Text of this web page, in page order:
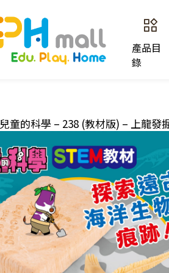
產品目
錄
兒童的科學 – 238 (教材版) – 上龍發